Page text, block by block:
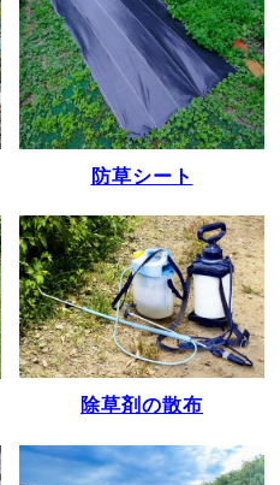
防草シート
除草剤の散布